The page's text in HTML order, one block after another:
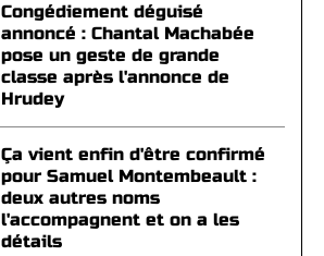
Congédiement déguisé
annoncé : Chantal Machabée
pose un geste de grande
classe après l'annonce de
Hrudey
Ça vient enfin d'être confirmé
pour Samuel Montembeault :
deux autres noms
l'accompagnent et on a les
détails